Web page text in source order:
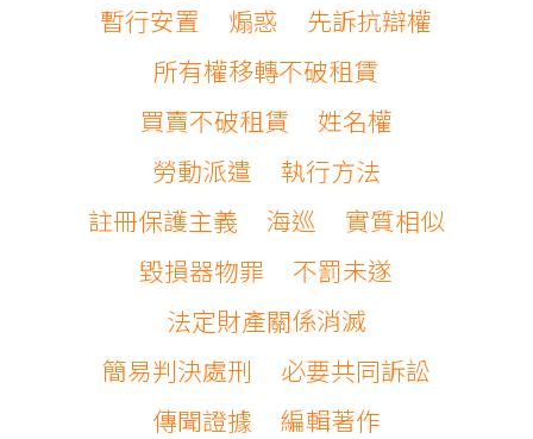
暫行安置
煽惑
先訴抗辯權
所有權移轉不破租賃
買賣不破租賃
姓名權
勞動派遣
執行方法
註冊保護主義
海巡
實質相似
毀損器物罪
不罰未遂
法定財產關係消滅
簡易判決處刑
必要共同訴訟
傳聞證據
編輯著作